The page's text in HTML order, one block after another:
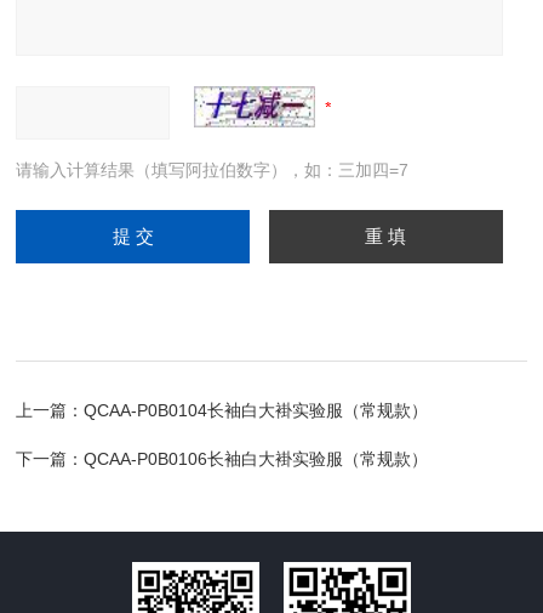
请输入计算结果（填写阿拉伯数字），如：三加四=7
上一篇：QCAA-P0B0104长袖白大褂实验服（常规款）
下一篇：QCAA-P0B0106长袖白大褂实验服（常规款）